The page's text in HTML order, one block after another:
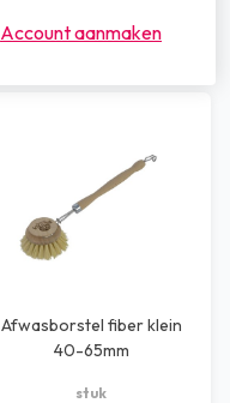
Account aanmaken
Afwasborstel fiber klein
40-65mm
stuk